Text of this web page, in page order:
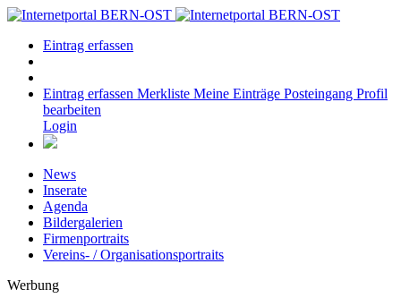
Eintrag erfassen
Eintrag erfassen Merkliste Meine Einträge Posteingang Profil
bearbeiten
Login
News
Inserate
Agenda
Bildergalerien
Firmenportraits
Vereins- / Organisationsportraits
Werbung